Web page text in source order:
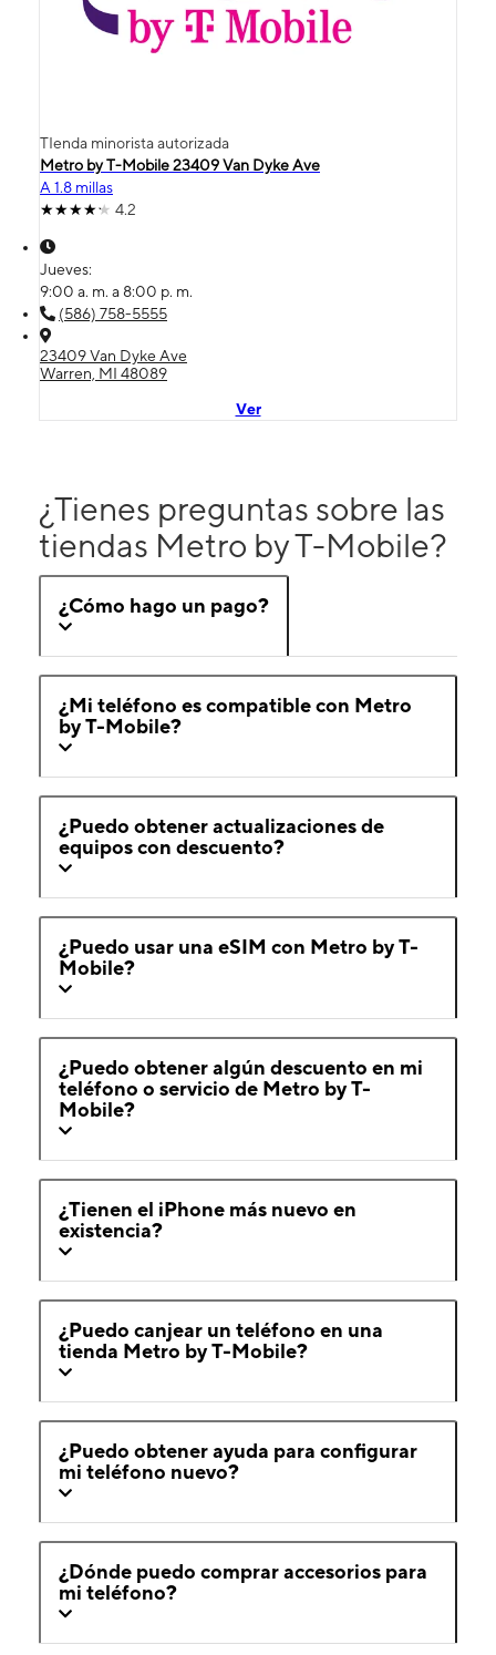
TIenda minorista autorizada
Metro by T-Mobile 23409 Van Dyke Ave
A 1.8 millas
4.2
Jueves:
9:00 a. m. a 8:00 p. m.
(586) 758-5555
23409 Van Dyke Ave
Warren, MI 48089
Ver
¿Tienes preguntas sobre las
tiendas Metro by T-Mobile?
¿Cómo hago un pago?
¿Mi teléfono es compatible con Metro
by T-Mobile?
¿Puedo obtener actualizaciones de
equipos con descuento?
¿Puedo usar una eSIM con Metro by T-
Mobile?
¿Puedo obtener algún descuento en mi
teléfono o servicio de Metro by T-
Mobile?
¿Tienen el iPhone más nuevo en
existencia?
¿Puedo canjear un teléfono en una
tienda Metro by T-Mobile?
¿Puedo obtener ayuda para configurar
mi teléfono nuevo?
¿Dónde puedo comprar accesorios para
mi teléfono?